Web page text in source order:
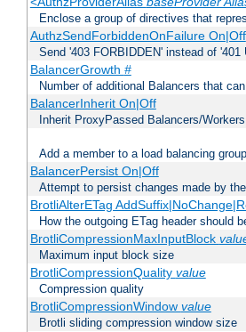
Enclose a group of directives that
AuthzSendForbiddenOnFailure On|Off
Send '403 FORBIDDEN' instead of
BalancerGrowth #
Number of additional Balancers that
BalancerInherit On|Off
Inherit ProxyPassed Balancers/
Add a member to a load balancing group
BalancerPersist On|Off
Attempt to persist changes made by
BrotliAlterETag
How the outgoing ETag header should
BrotliCompressionMaxInputBlock
Maximum input block size
BrotliCompressionQuality value
Compression quality
BrotliCompressionWindow value
Brotli sliding compression window size